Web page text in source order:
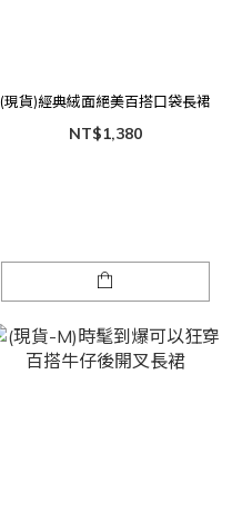
(現貨)經典絨面絕美百搭口袋長裙
NT$1,380